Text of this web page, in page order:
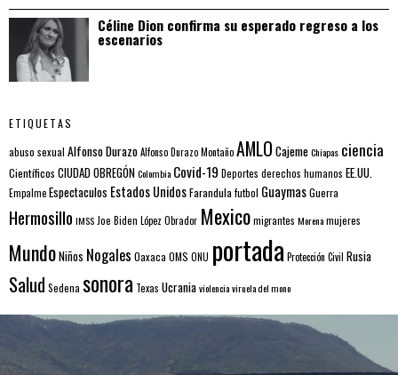
Céline Dion confirma su esperado regreso a los
escenarios
ETIQUETAS
abuso sexual Alfonso DurazoAlfonso Durazo MontañoAMLO CajemeChiapas ciencia
Científicos CIUDAD OBREGÓNColombia Covid-19 Deportes derechos humanos EE.UU.
EmpalmeEspectaculos Estados UnidosFarandulafutbol GuaymasGuerra
Hermosillo IMSS Joe Biden López Obrador Mexicomigrantes Morenamujeres
MundoNiños Nogales Oaxaca OMS ONU portada Protección Civil Rusia
Salud Sedena sonora Texas Ucraniaviolenciaviruela del mono